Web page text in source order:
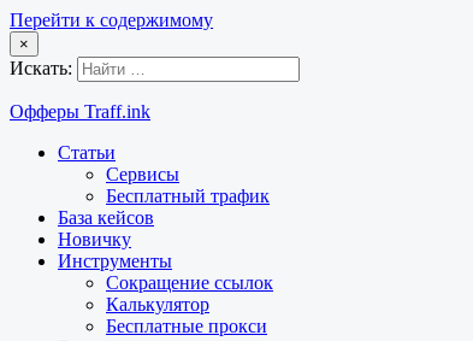
Перейти к содержимому
×
Искать:
Офферы Traff.ink
Статьи
Сервисы
Бесплатный трафик
База кейсов
Новичку
Инструменты
Сокращение ссылок
Калькулятор
Бесплатные прокси